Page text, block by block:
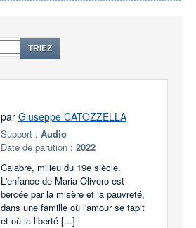
TRIEZ
par Giuseppe CATOZZELLA
Support : Audio
Date de parution : 2022
Calabre, milieu du 19e siècle.
L'enfance de Maria Olivero est
bercée par la misère et la pauvreté,
dans une famille où l'amour se tapit
et où la liberté [...]